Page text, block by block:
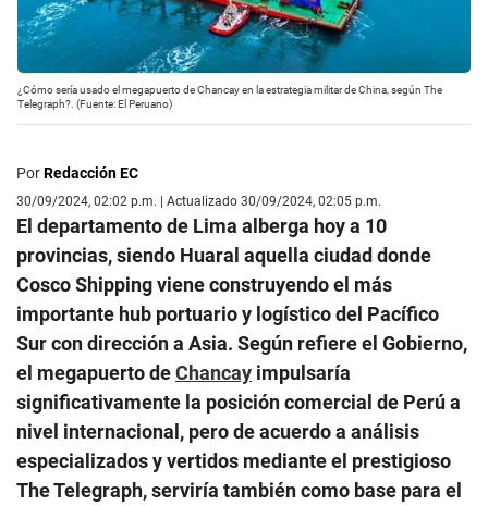
¿Cómo sería usado el megapuerto de Chancay en la estrategia militar de China, según The
Telegraph?. (Fuente: El Peruano)
PorRedacción EC
30/09/2024, 02:02 p.m. | Actualizado 30/09/2024, 02:05 p.m.
El departamento de Lima alberga hoy a 10
provincias, siendo Huaral aquella ciudad donde
Cosco Shipping viene construyendo el más
importante hub portuario y logístico del Pacífico
Sur con dirección a Asia. Según refiere el Gobierno,
el megapuerto deChancay impulsaría
significativamente la posición comercial de Perú a
nivel internacional, pero de acuerdo a análisis
especializados y vertidos mediante el prestigioso
The Telegraph, serviría también como base para el